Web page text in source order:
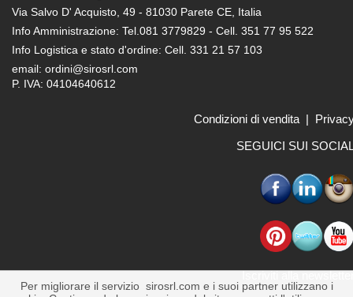
Per migliorare il servizio sirosrl.com e i suoi partner utilizzano i
Via Salvo D' Acquisto, 49 - 81030 Parete CE, Italia
Info Amministrazione: Tel.081 3779829 - Cell. 351 77 95 522
Info Logistica e stato d'ordine: Cell. 331 21 57 103
email: ordini@sirosrl.com
P. IVA: 04104640612
Condizioni di vendita |
SEGUICI SUI
Iscriviti alla